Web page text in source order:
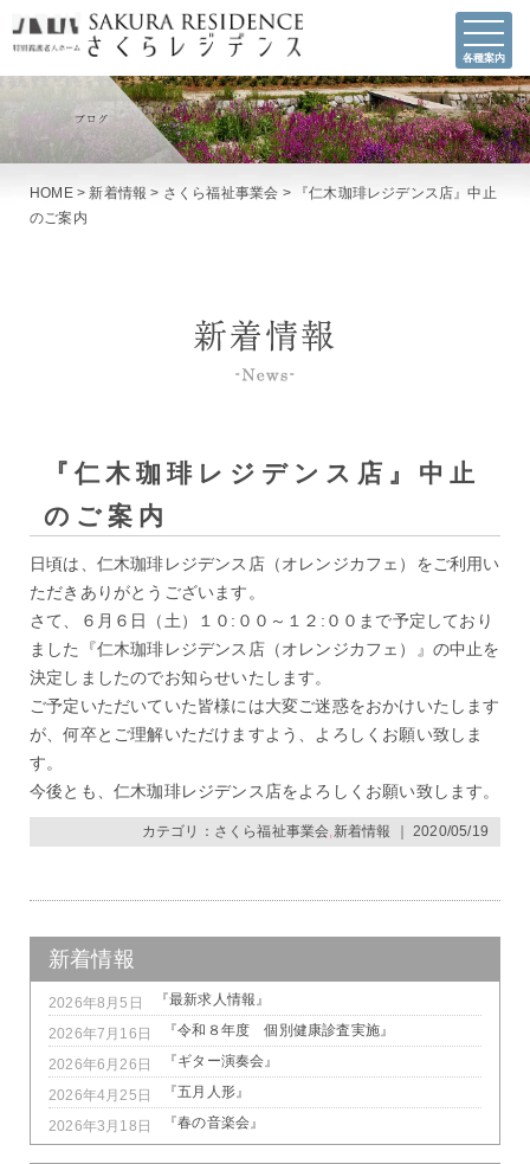
各種案内
HOME>新着情報 > さくら福祉事業会 >
『仁木珈琲レジデンス店』中止
のご案内
『仁木珈琲レジデンス店』中止
のご案内
日頃は、仁木珈琲レジデンス店（オレンジカフェ）をご利用い
ただきありがとうございます。
さて、６月６日（土）１０:００～１２:００まで予定しており
ました『仁木珈琲レジデンス店（オレンジカフェ）』の中止を
決定しましたのでお知らせいたします。
ご予定いただいていた皆様には大変ご迷惑をおかけいたします
が、何卒とご理解いただけますよう、よろしくお願い致しま
す。
今後とも、仁木珈琲レジデンス店をよろしくお願い致します。
カテゴリ： さくら福祉事業会 新着情報 ｜ 2020/05/19
新着情報
2026年8月5日 『最新求人情報』
2026年7月16日 『令和８年度 個別健康診査実施』
2026年6月26日 『ギター演奏会』
2026年4月25日 『五月人形』
2026年3月18日 『春の音楽会』